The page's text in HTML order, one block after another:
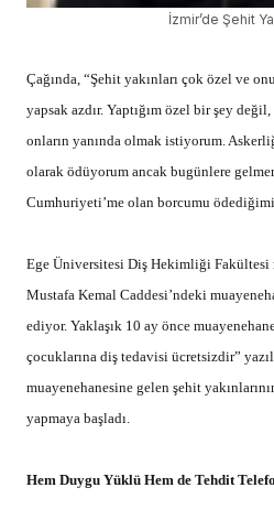
İzmir’de Şehit
Çağında, “Şehit yakınları çok özel ve
yapsak azdır. Yaptığım özel bir şey
onların yanında olmak istiyorum.
olarak ödüyorum ancak bugünlere
Cumhuriyeti’me olan borcumu
Ege Üniversitesi Diş Hekimliği Fakültesi
Mustafa Kemal Caddesi’ndeki
ediyor. Yaklaşık 10 ay önce
çocuklarına diş tedavisi ücretsizdir”
muayenehanesine gelen şehit
yapmaya başladı.
Hem Duygu Yüklü Hem de Tehdit